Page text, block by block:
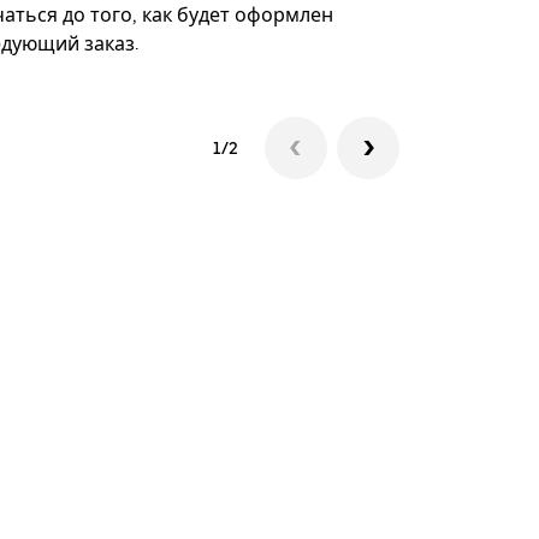
до того, как будет оформлен
заказ.
1/2